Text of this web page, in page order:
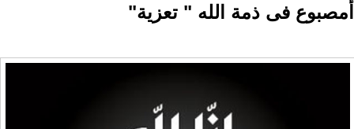
أمصبوع فى ذمة الله " تعزية"